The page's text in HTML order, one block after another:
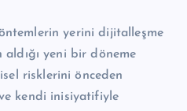
zi
yerini dijitalleşme
aldığı yeni bir döneme
risklerini önceden
kendi inisiyatifiyle